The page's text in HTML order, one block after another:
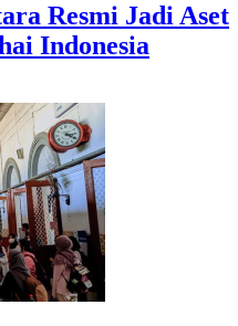
Resmi Jadi Aset
Indonesia